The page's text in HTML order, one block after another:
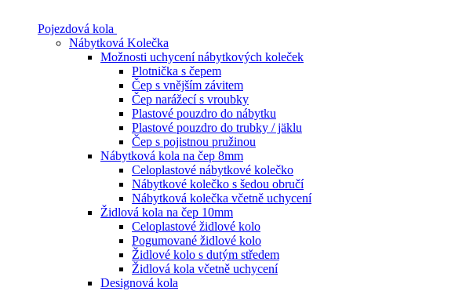
Pojezdová kola
Nábytková Kolečka
Možnosti uchycení nábytkových koleček
Plotnička s čepem
Čep s vnějším závitem
Čep narážecí s vroubky
Plastové pouzdro do nábytku
Plastové pouzdro do trubky / jäklu
Čep s pojistnou pružinou
Nábytková kola na čep 8mm
Celoplastové nábytkové kolečko
Nábytkové kolečko s šedou obručí
Nábytková kolečka včetně uchycení
Židlová kola na čep 10mm
Celoplastové židlové kolo
Pogumované židlové kolo
Židlové kolo s dutým středem
Židlová kola včetně uchycení
Designová kola